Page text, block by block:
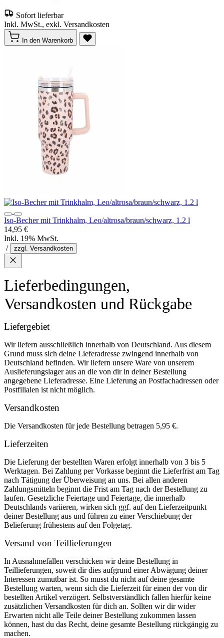
Sofort lieferbar
Inkl. MwSt., exkl. Versandkosten
In den Warenkorb
Iso-Becher mit Trinkhalm, Leo/altrosa/braun/schwarz, 1.2 l
14,95 €
Inkl. 19% MwSt.
/
zzgl. Versandkosten
Lieferbedingungen,
Versandkosten und Rückgabe
Liefergebiet
Wir liefern ausschließlich innerhalb von Deutschland. Aus diesem
Grund muss sich deine Lieferadresse zwingend innerhalb von
Deutschland befinden. Wir liefern unsere Ware von unserem
Auslieferungslager aus an die von dir in deiner Bestellung
angegebene Lieferadresse. Eine Lieferung an Postfachadressen oder
Postfilialen ist nicht möglich.
Versandkosten
Die Versandkosten für jede Bestellung betragen 5,95 €.
Lieferzeiten
Die Lieferung der bestellten Waren erfolgt innerhalb von 3 bis 5
Werktagen. Bei Zahlung per Vorkasse beginnt die Lieferfrist am Tag
nach Tätigung der Überweisung an uns. Bei allen anderen
Zahlungsmitteln beginnt die Frist am Tag nach der Bestellung zu
laufen. Gesetzliche Feiertage und Feiertage, die innerhalb
Deutschlands variieren, wirken sich ggf. auf den Lieferzeitpunkt
deiner Bestellung aus und führen zu einer Verschiebung der
Belieferung frühestens auf den Folgetag.
Versand von Teillieferungen
In Ausnahmefällen verschicken wir deine Bestellung in
Teillieferungen, soweit dir dies aufgrund einer Abwägung deiner
Interessen zumutbar ist. So musst du nicht auf deine gesamte
Bestellung warten, wenn sich die Lieferzeit für einen der von dir
bestellten Artikel verzögert. Selbstverständlich fallen hierfür keine
zusätzlichen Versandkosten für dich an. Sollten wir dir wider
Erwarten nicht alle Teile deiner Bestellung zukommen lassen
können, hast du das Recht, deine gesamte Bestellung rückgängig zu
machen.